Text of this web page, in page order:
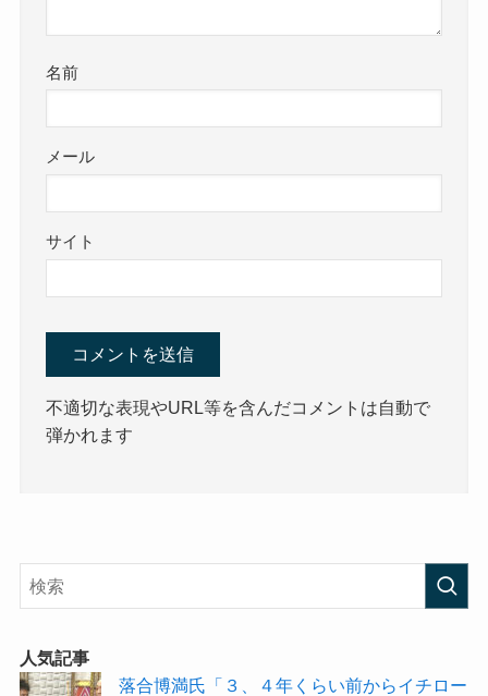
名前
メール
サイト
不適切な表現やURL等を含んだコメントは自動で
弾かれます
人気記事
落合博満氏「３、４年くらい前からイチロー